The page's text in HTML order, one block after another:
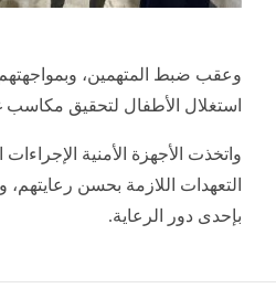
وعقب ضبط المتهمين،
استغلال الأطفال لتحقيق
واتخذت الأجهزة الأمنية
التعهدات اللازمة بحسن
بإحدى دور الرعاية.